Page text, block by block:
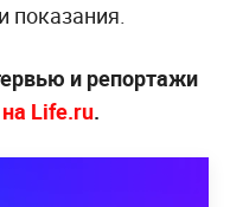
показания.
и репортажи
Life.ru.